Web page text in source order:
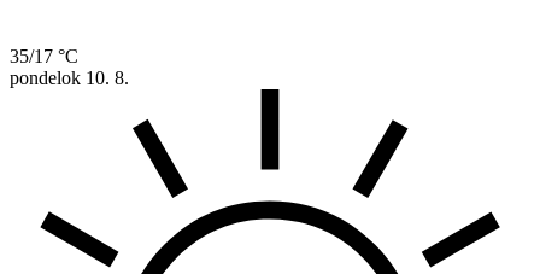
35/17 °C
pondelok 10. 8.